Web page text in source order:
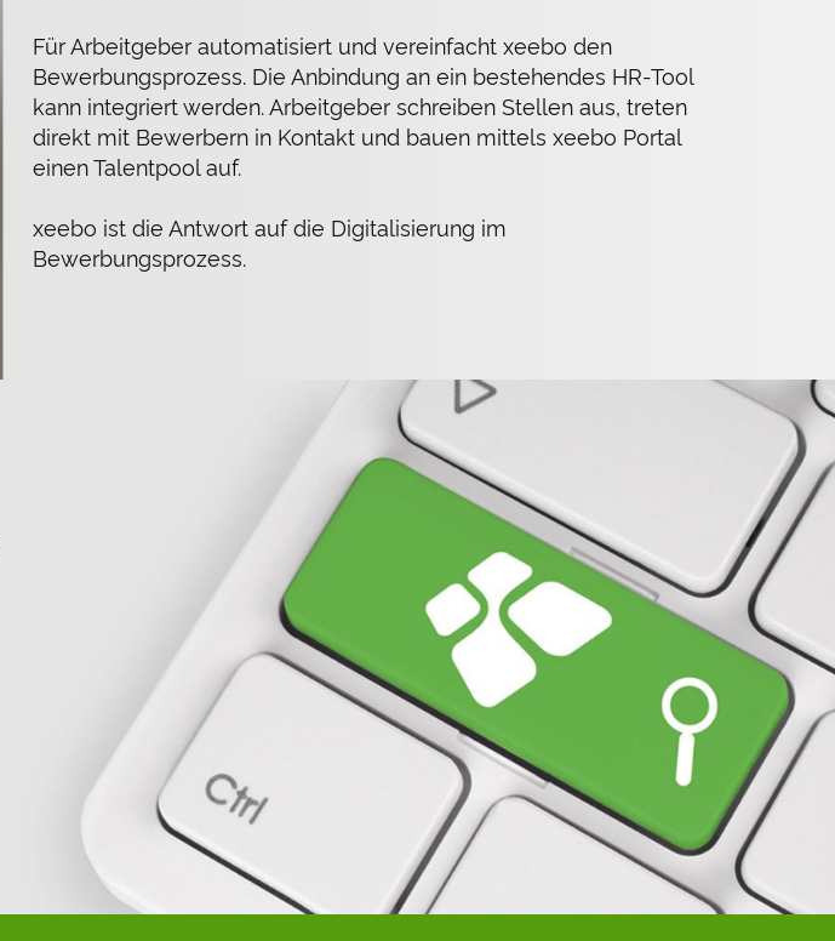
Für Arbeitgeber automatisiert und vereinfacht xeebo den
Bewerbungsprozess. Die Anbindung an ein bestehendes HR-Tool
kann integriert werden. Arbeitgeber schreiben Stellen aus, treten
direkt mit Bewerbern in Kontakt und bauen mittels xeebo Portal
einen Talentpool auf.
xeebo ist die Antwort auf die Digitalisierung im
Bewerbungsprozess.